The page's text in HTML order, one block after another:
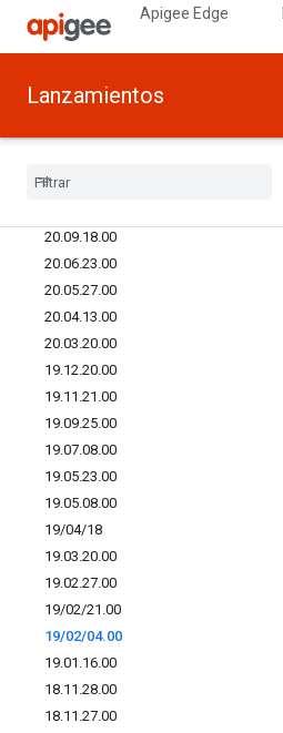
Apigee Edge
Lanzamientos
22/02/04.00
22/02/03.00
21.06.17.00
20.12
20.09.18.00
20.06.23.00
20.05.27.00
20.04.13.00
20.03.20.00
19.12.20.00
19.11 .21 .00
19.09.25.00
19.07.08.00
19.05.23.00
19.05.08.00
19/04/18
19.03.20.00
19.02.27.00
19/02/21 .00
19/02/04.00
19.01 .16.00
18.11 .28.00
18.11 .27.00